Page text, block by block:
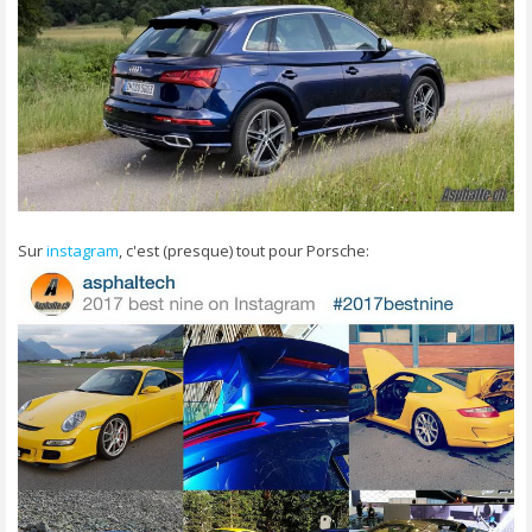
Surinstagram, c'est (presque) tout pour Porsche: